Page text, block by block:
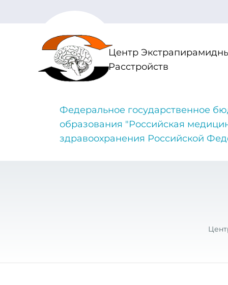
Центр
Расстройств
Федеральное государственное
образования "Российская
здравоохранения Российской